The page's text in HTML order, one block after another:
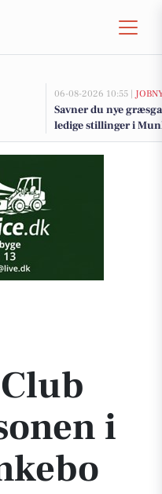
06-08-2026 10:55 |
Savner du nye
ledige stillinger i
i gang i Munkebo
i